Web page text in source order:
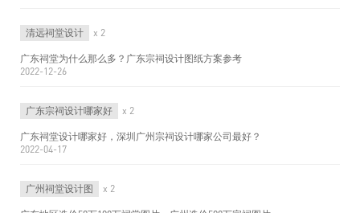
清远祠堂设计 x 2
广东祠堂为什么那么多？广东宗祠设计图纸方案参考
2022-12-26
广东宗祠设计哪家好 x 2
广东祠堂设计哪家好，深圳广州宗祠设计哪家公司最好？
2022-04-17
广州祠堂设计图 x 2